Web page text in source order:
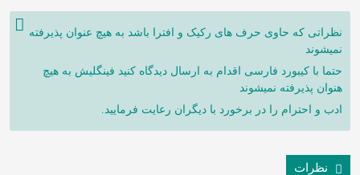
نظراتی که حاوی حرف های رکیک و افترا باشد به هیچ عنوان پذیرفته
نمیشوند
حتما با کیبورد فارسی اقدام به ارسال دیدگاه کنید فینگلیش به هیچ
هنوان پذیرفته نمیشوند
ادب و احترام را در برخورد با دیگران رعایت فرمایید.
نظرات